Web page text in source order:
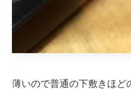
薄いので普通の下敷きほど